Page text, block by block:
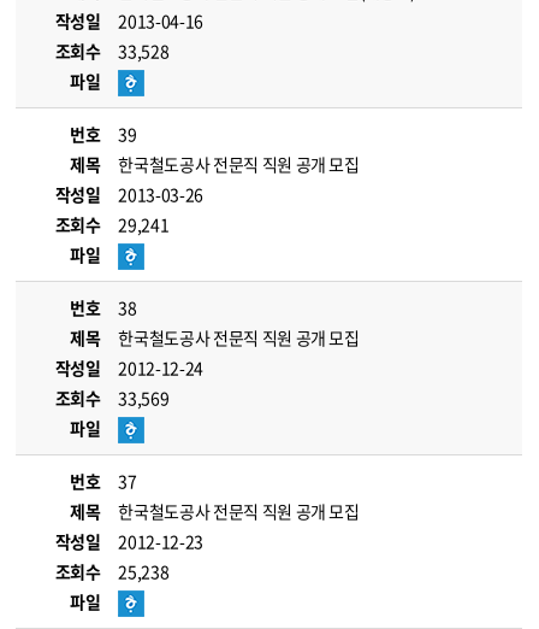
작성일
2013-04-16
조회수
33,528
파일
번호
39
제목
한국철도공사 전문직 직원 공개 모집
작성일
2013-03-26
조회수
29,241
파일
번호
38
제목
한국철도공사 전문직 직원 공개 모집
작성일
2012-12-24
조회수
33,569
파일
번호
37
제목
한국철도공사 전문직 직원 공개 모집
작성일
2012-12-23
조회수
25,238
파일